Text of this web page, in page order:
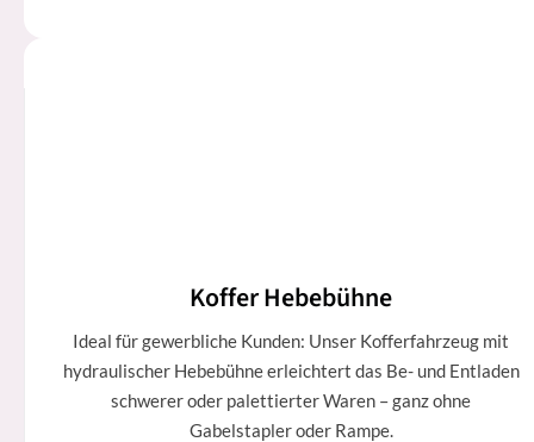
Koffer Hebebühne
Ideal für gewerbliche Kunden: Unser Kofferfahrzeug mit
hydraulischer Hebebühne erleichtert das Be- und Entladen
schwerer oder palettierter Waren – ganz ohne
Gabelstapler oder Rampe.